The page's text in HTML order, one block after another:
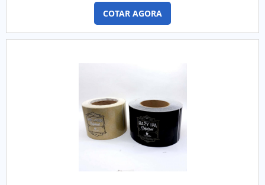
a líder de atuação.OUTRAS INFORMAÇÕES SOBRE
ETIQUETAS PARA CAMISETASQuem pesquisa na internet por
etiquetas para camisetas vai até o site da Etiquetas âncora.
Atuando com fitas personalizadas e etiquetas
tenham ótima qualidade, excelente e um custo-benefício,
características simples mas que mostram o
comprometimento da empresa com seus
clientes.ETIQUETAS ÂNCORA, LÍDER QUANDO PRECISAR DE
ETIQUETAS PARA CAMISETASPor que a Etiquetas âncora é a
escolha certa quando buscar por etiquetas para
COTAR AGORA